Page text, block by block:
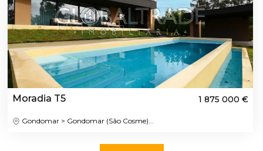
Moradia T5 1 875 000 €
Gondomar > Gondomar (São Cosme)...